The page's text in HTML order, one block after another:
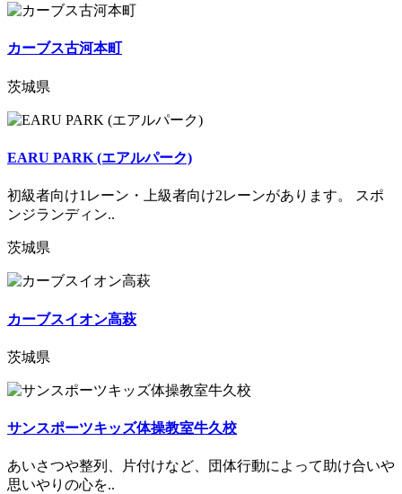
カーブス古河本町
茨城県
EARU PARK (エアルパーク)
初級者向け1レーン・上級者向け2レーンがあります。 スポ
ンジランディン..
茨城県
カーブスイオン高萩
茨城県
サンスポーツキッズ体操教室牛久校
あいさつや整列、片付けなど、団体行動によって助け合いや
思いやりの心を..